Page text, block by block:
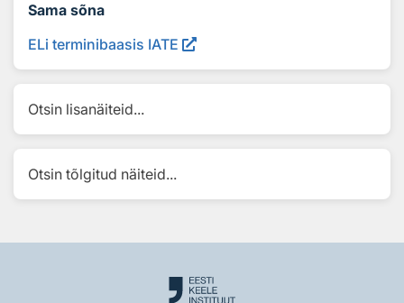
Sama sõna
ELi terminibaasis IATE
Otsin lisanäiteid...
Otsin tõlgitud näiteid...